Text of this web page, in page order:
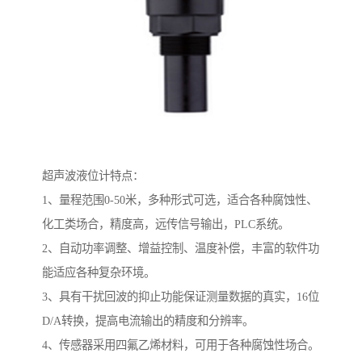
超声波液位计特点：
1、量程范围0-50米，多种形式可选，适合各种腐蚀性、
化工类场合，精度高，远传信号输出，PLC系统。
2、自动功率调整、增益控制、温度补偿，丰富的软件功
能适应各种复杂环境。
3、具有干扰回波的抑止功能保证测量数据的真实，16位
D/A转换，提高电流输出的精度和分辨率。
4、传感器采用四氟乙烯材料，可用于各种腐蚀性场合。